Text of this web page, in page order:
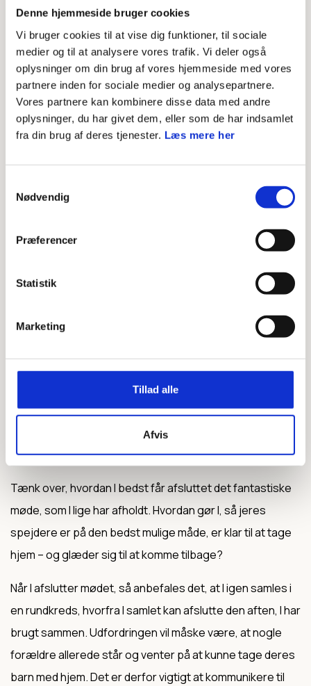
Denne hjemmeside bruger cookies
Vi bruger cookies til at vise dig funktioner, til sociale
medier og til at analysere vores trafik. Vi deler også
oplysninger om din brug af vores hjemmeside med vores
partnere inden for sociale medier og analysepartnere.
Vores partnere kan kombinere disse data med andre
oplysninger, du har givet dem, eller som de har indsamlet
fra din brug af deres tjenester. Læs mere her
Nødvendig
Præferencer
Statistik
Marketing
Tillad alle
Afvis
For at sikre et trygt miljø til selve mødet, og for at
forberede den enkelte minispejder på, hvad han/hun kan
forvente på mødet, så anbefales det, at man i
forbindelse med mødets opstart orienterer spejderne
om dagens program. Når I gør dette, så tænk over at
præsenterer dagens program på. Skriv fx mødet op på
en tavle/whitboard/flipover – opfør det som et lille teater
– eller skriv det på nogle skilte som I deler rundt mellem
SÅDAN KAN DU SLUTTE MØDET:
Rammen:
Tænk over, hvordan I bedst får afsluttet det fantastiske
møde, som I lige har afholdt. Hvordan gør I, så jeres
spejdere er på den bedst mulige måde, er klar til at tage
hjem – og glæder sig til at komme tilbage?
Når I afslutter mødet, så anbefales det, at I igen samles i
en rundkreds, hvorfra I samlet kan afslutte den aften, I har
brugt sammen. Udfordringen vil måske være, at nogle
forældre allerede står og venter på at kunne tage deres
barn med hjem. Det er derfor vigtigt at kommunikere til